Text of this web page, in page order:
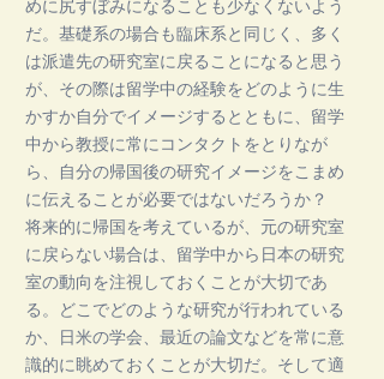
めに尻すぼみになることも少なくないよう
だ。基礎系の場合も臨床系と同じく、多く
は派遣先の研究室に戻ることになると思う
が、その際は留学中の経験をどのように生
かすか自分でイメージするとともに、留学
中から教授に常にコンタクトをとりなが
ら、自分の帰国後の研究イメージをこまめ
に伝えることが必要ではないだろうか？
将来的に帰国を考えているが、元の研究室
に戻らない場合は、留学中から日本の研究
室の動向を注視しておくことが大切であ
る。どこでどのような研究が行われている
か、日米の学会、最近の論文などを常に意
識的に眺めておくことが大切だ。そして適